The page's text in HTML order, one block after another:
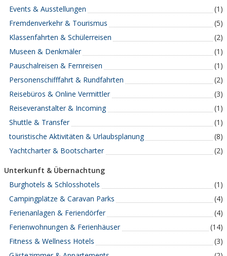
Events & Ausstellungen
(1)
Fremdenverkehr & Tourismus
(5)
Klassenfahrten & Schülerreisen
(2)
Museen & Denkmäler
(1)
Pauschalreisen & Fernreisen
(1)
Personenschifffahrt & Rundfahrten
(2)
Reisebüros & Online Vermittler
(3)
Reiseveranstalter & Incoming
(1)
Shuttle & Transfer
(1)
touristische Aktivitäten & Urlaubsplanung
(8)
Yachtcharter & Bootscharter
(2)
Unterkunft & Übernachtung
Burghotels & Schlosshotels
(1)
Campingplätze & Caravan Parks
(4)
Ferienanlagen & Feriendörfer
(4)
Ferienwohnungen & Ferienhäuser
(14)
Fitness & Wellness Hotels
(3)